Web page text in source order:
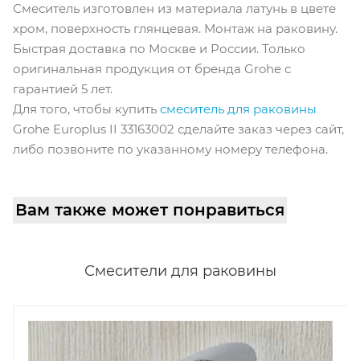
Смеситель изготовлен из материала латунь в цвете
хром, поверхность глянцевая. Монтаж на раковину.
Быстрая доставка по Москве и России. Только
оригинальная продукция от бренда Grohe с
гарантией 5 лет.
Для того, чтобы купить смеситель для раковины
Grohe Europlus II 33163002 сделайте заказ через сайт,
либо позвоните по указанному номеру телефона.
Вам также может понравиться
Смесители для раковины